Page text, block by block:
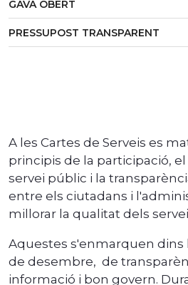
GAVÀ OBERT
PRESSUPOST TRANSPARENT
A les Cartes de Serveis es
principis de la participació,
servei públic i la
entre els ciutadans i
millorar la qualitat dels
Aquestes s'enmarquen dins
de desembre, de
informació i bon govern.